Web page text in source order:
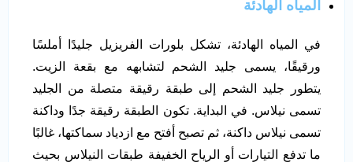
المياه الهادئة
في المياه الهادئة، تشكل بلورات الفريزيل جليدًا أملسًا
ورقيقًا، يسمى جليد الشحم لتشابهه مع بقعة الزيت.
يتطور جليد الشحم إلى طبقة رقيقة متصلة من الجليد
تسمى نيلاس. في البداية. تكون الطبقة رقيقة جدًا وداكنة
تسمى نيلاس داكنة، ثم تصبح أفتح مع ازدياد سماكتها، غالبًا
ما تدفع التيارات أو الرياح الخفيفة طبقات النيلاس بحيث